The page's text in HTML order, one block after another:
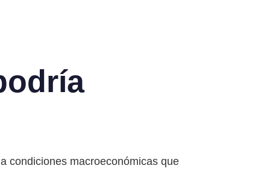
condiciones macroeconómicas que